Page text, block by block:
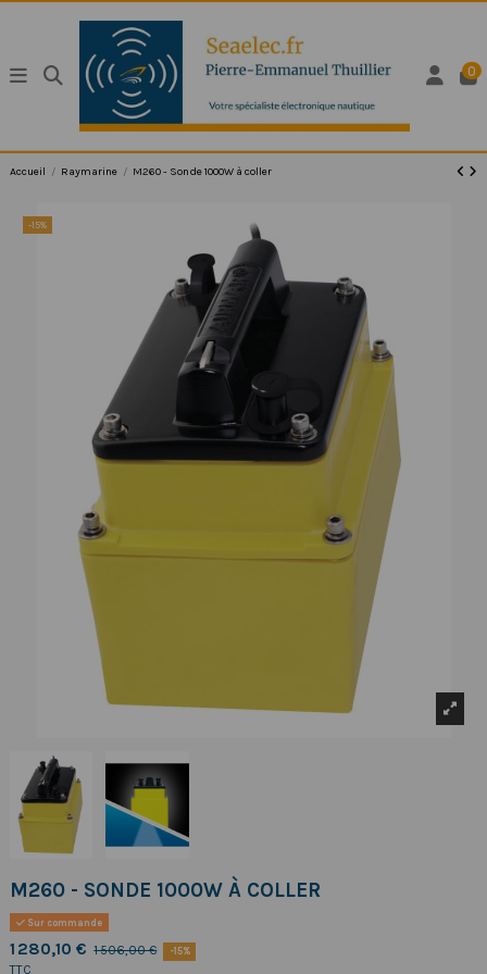
0
Accueil Raymarine M260 - Sonde 1000W à coller
-15%
M260 - SONDE 1000W À COLLER
Sur commande
1 280,10 € 1 506,00 € -15%
TTC